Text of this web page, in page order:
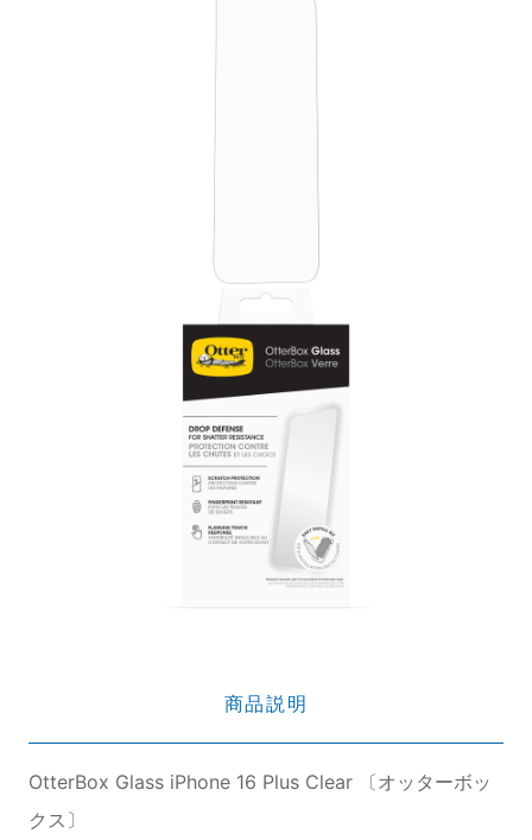
商品説明
OtterBox Glass iPhone 16 Plus Clear 〔オッターボッ
クス〕